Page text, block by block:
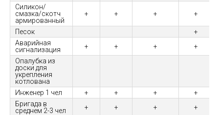
Силикон/
смазка/скотч
армированный
+ + + +
Песок
+
Аварийная
сигнализация
+ + +
+
Опалубка из
доски для
укрепления
котлована
Инженер 1 чел
+ + +
+
Бригада в
среднем 2-3 чел
+ + +
+